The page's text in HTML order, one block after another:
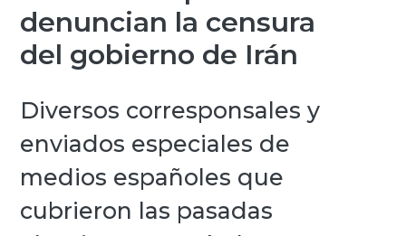
denuncian la censura
del gobierno de Irán
Diversos corresponsales y
enviados especiales de
medios españoles que
cubrieron las pasadas